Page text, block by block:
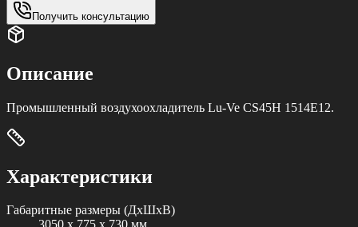
Получить консультацию
Описание
Промышленный воздухоохладитель Lu-Ve CS45H 1514E12.
Характеристики
Габаритные размеры (ДxШxВ)